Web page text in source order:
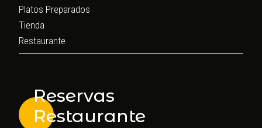
Platos Preparados
Tienda
Restaurante
Reservas
Restaurante